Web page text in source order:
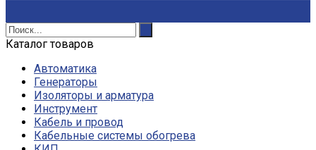
Каталог товаров
Автоматика
Генераторы
Изоляторы и арматура
Инструмент
Кабель и провод
Кабельные системы обогрева